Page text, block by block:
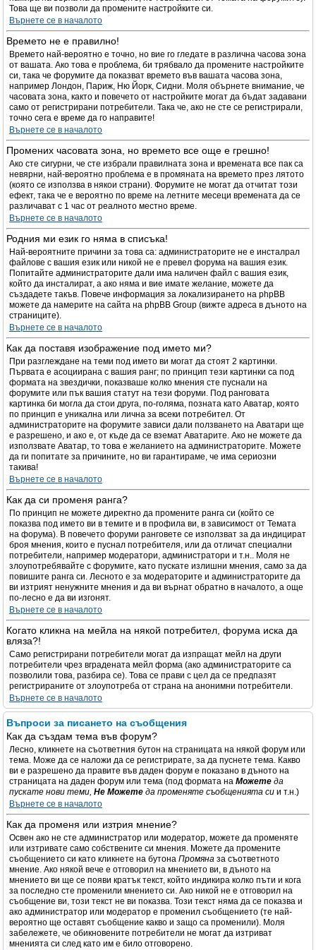
Това ще ви позволи да промените настройките си.
Върнете се в началото
Времето не е правилно!
Времето най-вероятно е точно, но вие го гледате в различна часова зона
от вашата. Ако това е проблема, би трябвало да промените настройките
си, така че форумите да показват времето във вашата часова зона,
например Лондон, Париж, Ню Йорк, Сидни. Моля обърнете внимание, че
часовата зона, както и повечето от настройките могат да бъдат задавани
само от регистрирани потребители. Така че, ако не сте се регистрирали,
точно сега е време да го направите!
Върнете се в началото
Промених часовата зона, но времето все още е грешно!
Ако сте сигурни, че сте избрали правилната зона и времената все пак са
невярни, най-вероятно проблема е в промяната на времето през лятото
(която се използва в някои страни). Форумите не могат да отчитат този
ефект, така че е вероятно по време на летните месеци времената да се
различават с 1 час от реалното местно време.
Върнете се в началото
Родния ми език го няма в списъка!
Най-вероятните причини за това са: администраторите не е инсталрал
файлове с вашия език или никой не е превел форума на вашия език.
Попитайте администраторите дали има наличен файл с вашия език,
който да инсталират, а ако няма и вие имате желание, можете да
създадете такъв. Повече информация за локализирането на phpBB
можете да намерите на сайта на phpBB Group (вижте адреса в дъното на
страниците).
Върнете се в началото
Как да поставя изображение под името ми?
При разглеждане на теми под името ви могат да стоят 2 картинки.
Първата е асоциирана с вашия ранг; по принцип тези картинки са под
формата на звездички, показваше колко мнения сте пуснали на
форумите или пък вашия статут на тези форуми. Под ранговата
картинка би могла да стои друга, по-голяма, позната като Аватар, която
по принцип е уникална или лична за всеки потребител. От
администраторите на форумите зависи дали ползването на Аватари ще
е разрешено, и ако е, от къде да се вземат Аватарите. Ако не можете да
използвате Аватар, то това е желанието на администраторите. Можете
да ги попитате за причините, но ви гарантираме, че има сериозни
такива!
Върнете се в началото
Как да си променя ранга?
По принцип не можете директно да промените ранга си (който се
показва под името ви в темите и в профила ви, в зависимост от Темата
на форума). В повечето форуми ранговете се използват за да индицират
броя мнения, които е пуснал потребителя, или да отличат специални
потребители, например модератори, администратори и т.н.. Моля не
злоупотребявайте с форумите, като пускате излишни мнения, само за да
повишите ранга си. Лесното е за модераторите и администраторите да
ви изтрият ненужните мнения и да ви върнат обратно в началото, а още
по-лесно е да ви изгонят.
Върнете се в началото
Когато кликна на мейла на някой потребител, форума иска да
вляза?!
Само регистрирани потребители могат да изпращат мейл на други
потребители чрез вградената мейл форма (ако администраторите са
позволили това, разбира се). Това се прави с цел да се предпазят
регистрираните от злоупотреба от страна на анонимни потребители.
Върнете се в началото
Въпроси за писането на съобщения
Как да създам тема във форум?
Лесно, кликнете на съответния бутон на страницата на някой форум или
тема. Може да се наложи да се регистрирате, за да пуснете тема. Какво
ви е разрешено да правите във даден форум е показано в дъното на
страницата на даден форум или тема (под формата на Можете да
пускате нови теми, Не Можете да променяте съобщенията си и т.н.)
Върнете се в началото
Как да променя или изтрия мнение?
Освен ако не сте администратор или модератор, можете да променяте
или изтривате само собствените си мнения. Можете да промените
съобщението си като кликнете на бутона Промяна за съответното
мнение. Ако някой вече е отговорил на мнението ви, в дъното на
мнението ви ще се появи кратък текст, който индикира колко пъти и кога
за последно сте променили мнението си. Ако никой не е отговорил на
съобщение ви, този текст не ви показва. Този текст няма да се показва и
ако администратор или модератор е променил съобщението (те най-
вероятно ще оставят съобщение какво и защо са променили). Моля
забележете, че обикновените потребители не могат да изтриват
мненията си след като им е било отговорено.